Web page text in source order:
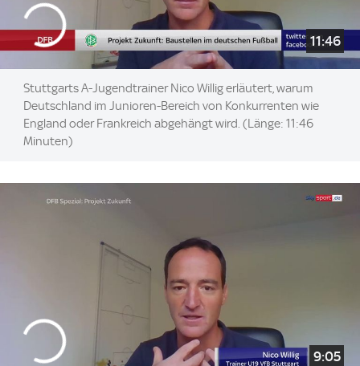
11:46
Stuttgarts A-Jugendtrainer Nico Willig erläutert, warum
Deutschland im Junioren-Bereich von Konkurrenten wie
England oder Frankreich abgehängt wird. (Länge: 11:46
Minuten)
9:05